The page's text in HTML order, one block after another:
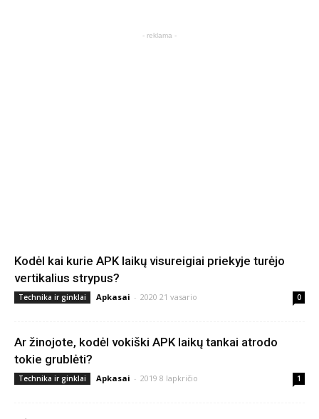
- reklama -
Kodėl kai kurie APK laikų visureigiai priekyje turėjo
vertikalius strypus?
Technika ir ginklai Apkasai - 2020 21 vasario 0
Ar žinojote, kodėl vokiški APK laikų tankai atrodo
tokie grublėti?
Technika ir ginklai Apkasai - 2019 8 lapkričio 1